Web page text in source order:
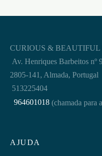
AJUDA
CURIOUS & BEAUTIFUL
Av. Henriques Barbeitos nº
2805-141, Almada, Portugal
513225404
964601018 (chamada para